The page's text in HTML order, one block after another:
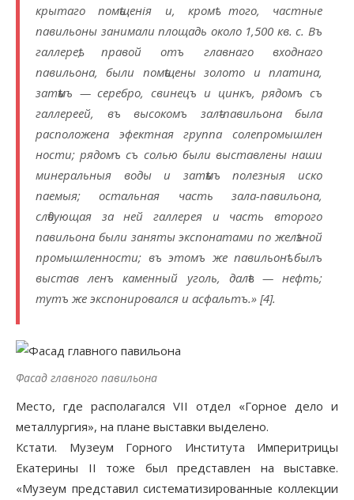
крытаго помѣщенія и, кромѣ того, частные
павильоны занимали площадь около 1,500 кв. с. Въ
галлереѣ, правой отъ главнаго входнаго
павильона, были помѣщены золото и платина,
затѣмъ — серебро, свинецъ и цинкъ, рядомъ съ
галлереей, въ высокомъ залѣ-павильона была
расположена эфектная группа солепромышлен
ности; рядомъ съ солью были выставлены наши
минеральныя воды и затѣмъ полезныя иско
паемыя; остальная часть зала-павильона,
слѣдующая за ней галлерея и часть второго
павильона были заняты экспонатами по желѣзной
промышленности; въ этомъ же павильонѣ былъ
выстав ленъ каменный уголь, далѣе — нефть;
тутъ же экспонировался и асфальтъ.» [4].
Фасад главного павильона
Место, где располагался VII отдел «Горное дело и
металлургия», на плане выставки выделено.
Кстати. Музеум Горного Института Империтрицы
Екатерины II тоже был представлен на выставке.
«Музеум представил систематизированные коллекции